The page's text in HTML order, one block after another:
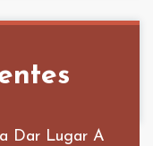
Dar Lugar A